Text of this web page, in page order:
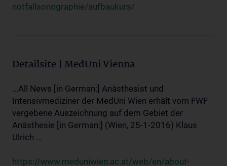
notfallsonographie/aufbaukurs/
Detailsite | MedUni Vienna
...All News [in German:] Anästhesist und
Intensivmediziner der MedUni Wien erhält vom FWF
vergebene Auszeichnung auf dem Gebiet der
Anästhesie [in German:] (Wien, 25-1-2016) Klaus
Ulrich ...
https://www.meduniwien.ac.at/web/en/about-